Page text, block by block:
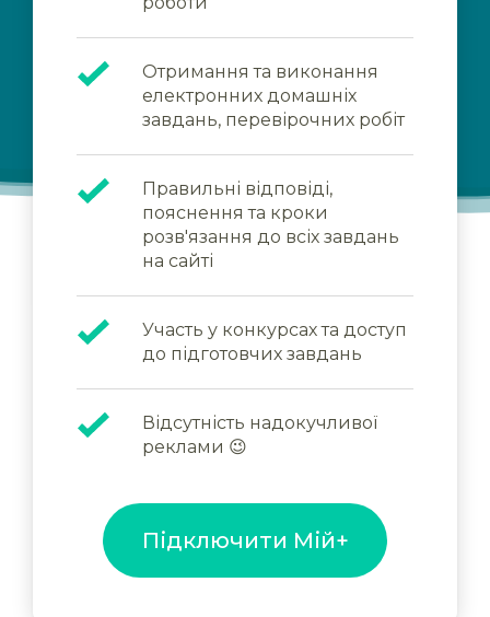
Отримання та виконання
електронних домашніх
завдань, перевірочних робіт
Правильні відповіді,
пояснення та кроки
розв'язання до всіх завдань
на сайті
Участь у конкурсах та доступ
до підготовчих завдань
Відсутність надокучливої
реклами 😉
Підключити Мій+